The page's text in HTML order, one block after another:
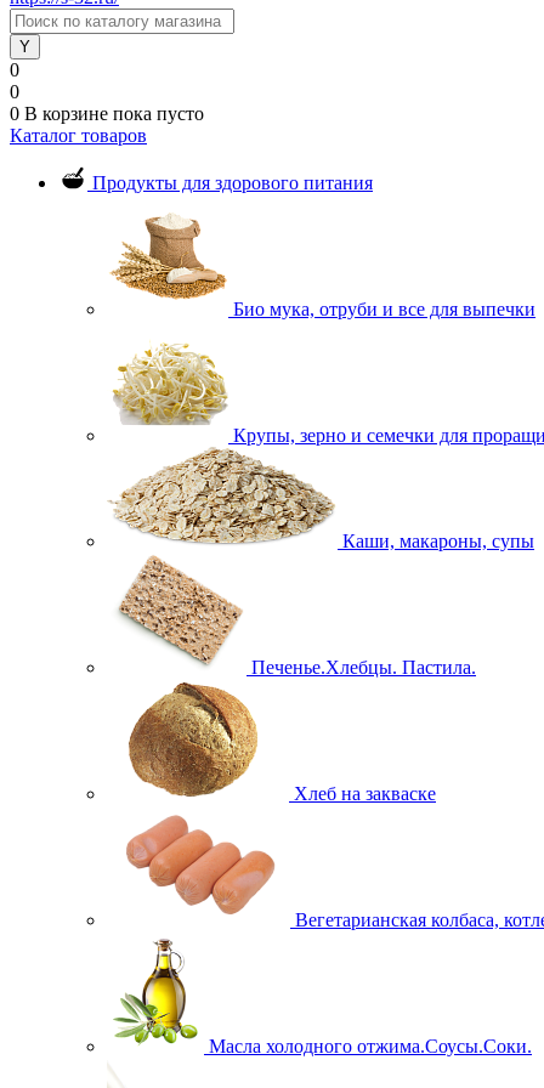
0
0
0 В корзине пока пусто
Каталог товаров
Продукты для здорового питания
Био мука, отруби и все для выпечки
Крупы, зерно и семечки для
Каши, макароны, супы
Печенье.Хлебцы. Пастила.
Хлеб на закваске
Вегетарианская колбаса,
Масла холодного отжима.Соусы.Соки.